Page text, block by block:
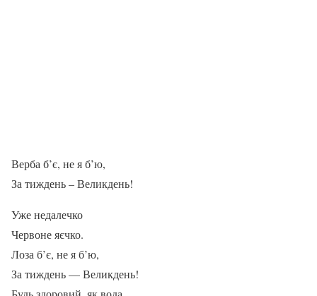
Верба б’є, не я б’ю,
За тиждень – Великдень!
Уже недалечко
Червоне яєчко.
Лоза б’є, не я б’ю,
За тиждень — Великдень!